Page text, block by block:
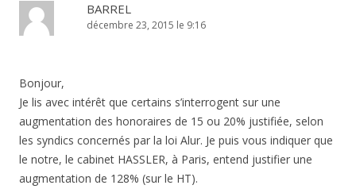
BARREL
décembre 23, 2015 le 9:16
Bonjour,
Je lis avec intérêt que certains s’interrogent sur une
augmentation des honoraires de 15 ou 20% justifiée, selon
les syndics concernés par la loi Alur. Je puis vous indiquer que
le notre, le cabinet HASSLER, à Paris, entend justifier une
augmentation de 128% (sur le HT).